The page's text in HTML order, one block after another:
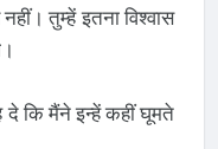
तुम्हें इतना विश्वास
कि मैंने इन्हें कहीं घूमते